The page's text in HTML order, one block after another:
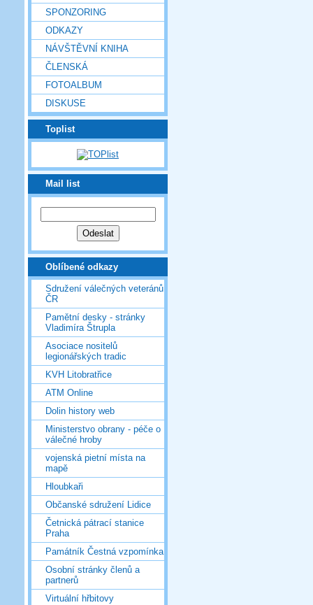
SPONZORING
ODKAZY
NÁVŠTĚVNÍ KNIHA
ČLENSKÁ
FOTOALBUM
DISKUSE
Toplist
Mail list
Oblíbené odkazy
Sdružení válečných veteránů
ČR
Pamětní desky - stránky
Vladimíra Štrupla
Asociace nositelů
legionářských tradic
KVH Litobratřice
ATM Online
Dolin history web
Ministerstvo obrany - péče o
válečné hroby
vojenská pietní místa na
mapě
Hloubkaři
Občanské sdružení Lidice
Četnická pátrací stanice
Praha
Památník Čestná vzpomínka
Osobní stránky členů a
partnerů
Virtuální hřbitovy